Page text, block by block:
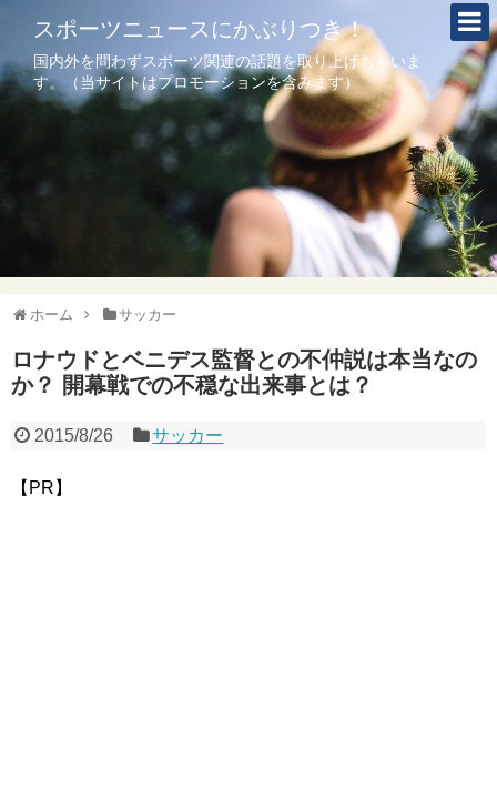
スポーツニュースにかぶりつき！
国内外を問わずスポーツ関連の話題を取り上げちゃいま
す。（当サイトはプロモーションを含みます）
ホーム サッカー
ロナウドとベニデス監督との不仲説は本当なの
か？ 開幕戦での不穏な出来事とは？
2015/8/26 サッカー
【PR】